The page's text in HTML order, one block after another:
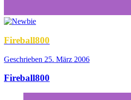
Fireball800
Geschrieben 25. März 2006
Fireball800